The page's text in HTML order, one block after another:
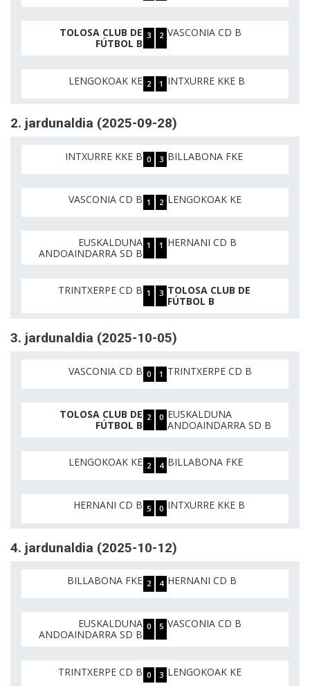
TOLOSA CLUB DE
FÚTBOL B
3 2 VASCONIA CD B
LENGOKOAK KE 2 1 INTXURRE KKE B
2. jardunaldia (2025-09-28)
INTXURRE KKE B 0 3 BILLABONA FKE
VASCONIA CD B 1 2 LENGOKOAK KE
EUSKALDUNA
ANDOAINDARRA SD B
1 1 HERNANI CD B
TRINTXERPE CD B 1 3 TOLOSA CLUB DE
FÚTBOL B
3. jardunaldia (2025-10-05)
VASCONIA CD B 0 1 TRINTXERPE CD B
TOLOSA CLUB DE
FÚTBOL B
2 0 EUSKALDUNA
ANDOAINDARRA SD B
LENGOKOAK KE 2 4 BILLABONA FKE
HERNANI CD B 5 0 INTXURRE KKE B
4. jardunaldia (2025-10-12)
BILLABONA FKE 2 4 HERNANI CD B
EUSKALDUNA
ANDOAINDARRA SD B
0 5 VASCONIA CD B
TRINTXERPE CD B 0 3 LENGOKOAK KE